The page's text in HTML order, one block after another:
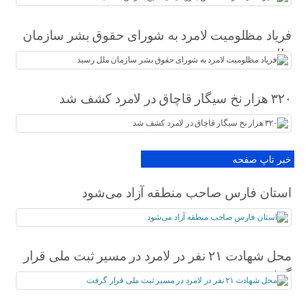
فریاد مظلومیت لامرد به شورای حقوق بشر سازمان
ملل رسید
۳۲۰ هزار نخ سیگار قاچاق در لامرد کشف شد
خبر تاپ صفحه
استان فارس صاحب منطقه آزاد می‌شود
محل شهادت ۲۱ نفر در لامرد در مسیر ثبت ملی قرار
گرفت